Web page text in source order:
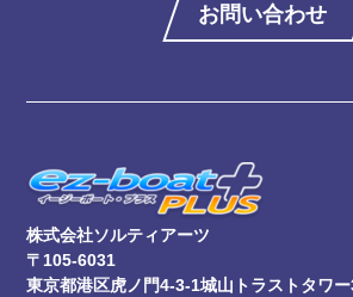
お問い合わせ
株式会社ソルティアーツ
〒105-6031
東京都港区虎ノ門4-3-1城山トラストタワ